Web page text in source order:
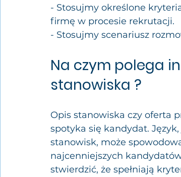
- Stosujmy określone
firmę w procesie rekrutacji.
- Stosujmy scenariusz
Na czym polega
stanowiska ?
Opis stanowiska czy oferta
spotyka się kandydat.
stanowisk, może
najcenniejszych
stwierdzić, że spełniają